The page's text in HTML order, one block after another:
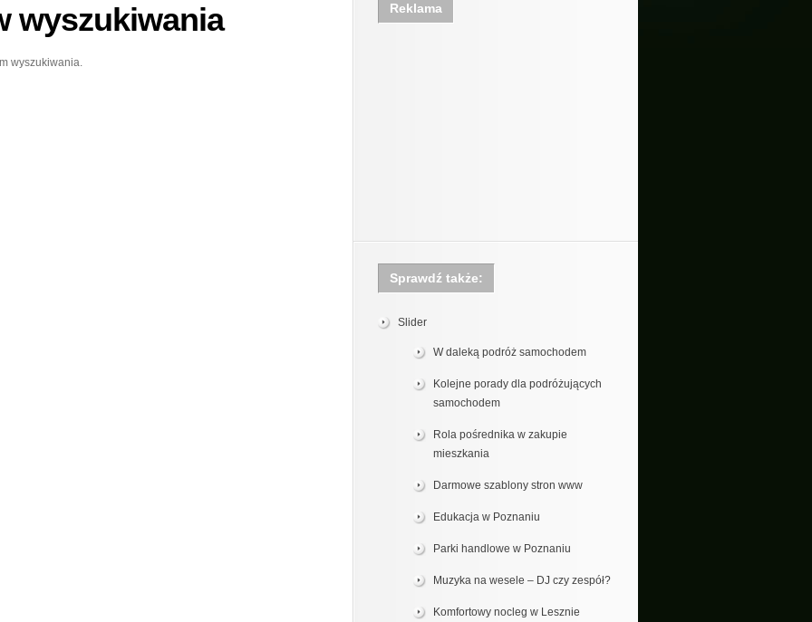
wyszukiwania
wyszukiwania.
Reklama
Sprawdź także:
Slider
W daleką podróż samochodem
Kolejne porady dla podróżujących
samochodem
Rola pośrednika w zakupie
mieszkania
Darmowe szablony stron www
Edukacja w Poznaniu
Parki handlowe w Poznaniu
Muzyka na wesele – DJ czy zespół?
Komfortowy nocleg w Lesznie